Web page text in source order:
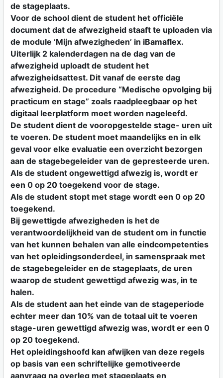
de stageplaats.
Voor de school dient de student het officiële
document dat de afwezigheid staaft te uploaden via
de module ‘Mijn afwezigheden’ in iBamaflex.
Uiterlijk 2 kalenderdagen na de dag van de
afwezigheid uploadt de student het
afwezigheidsattest. Dit vanaf de eerste dag
afwezigheid. De procedure “Medische opvolging bij
practicum en stage” zoals raadpleegbaar op het
digitaal leerplatform moet worden nageleefd.
De student dient de vooropgestelde stage- uren uit
te voeren. De student moet maandelijks en in elk
geval voor elke evaluatie een overzicht bezorgen
aan de stagebegeleider van de gepresteerde uren.
Als de student ongewettigd afwezig is, wordt er
een 0 op 20 toegekend voor de stage.
Als de student stopt met stage wordt een 0 op 20
toegekend.
Bij gewettigde afwezigheden is het de
verantwoordelijkheid van de student om in functie
van het kunnen behalen van alle eindcompetenties
van het opleidingsonderdeel, in samenspraak met
de stagebegeleider en de stageplaats, de uren
waarop de student gewettigd afwezig was, in te
halen.
Als de student aan het einde van de stageperiode
echter meer dan 10% van de totaal uit te voeren
stage-uren gewettigd afwezig was, wordt er een 0
op 20 toegekend.
Het opleidingshoofd kan afwijken van deze regels
op basis van een schriftelijke gemotiveerde
aanvraag na overleg met stageplaats en